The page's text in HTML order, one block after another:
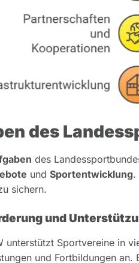
des
des
und Sportentwicklung.
sichern.
und
unterstützt Sportvereine in
und Fortbildungen